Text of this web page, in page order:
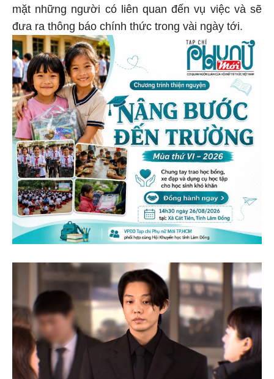
mặt những người có liên quan đến vụ việc và sẽ
đưa ra thông báo chính thức trong vài ngày tới.